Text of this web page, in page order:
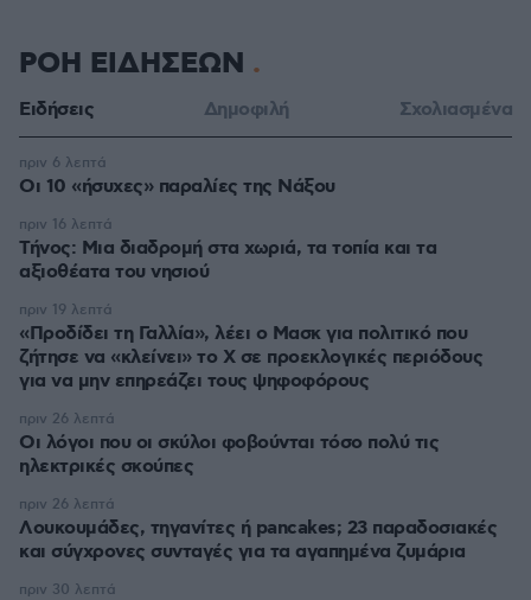
ΡΟΗ ΕΙΔΗΣΕΩΝ
Ειδήσεις Δημοφιλή Σχολιασμένα
Οι 10 «ήσυχες» παραλίες της Νάξου
πριν 6 λεπτά
Τήνος: Μια διαδρομή στα χωριά, τα τοπία και τα
αξιοθέατα του νησιού
πριν 16 λεπτά
«Προδίδει τη Γαλλία», λέει ο Μασκ για πολιτικό που
ζήτησε να «κλείνει» το X σε προεκλογικές περιόδους
για να μην επηρεάζει τους ψηφοφόρους
πριν 19 λεπτά
Οι λόγοι που οι σκύλοι φοβούνται τόσο πολύ τις
ηλεκτρικές σκούπες
πριν 26 λεπτά
Λουκουμάδες, τηγανίτες ή pancakes; 23 παραδοσιακές
και σύγχρονες συνταγές για τα αγαπημένα ζυμάρια
πριν 26 λεπτά
πριν 30 λεπτά